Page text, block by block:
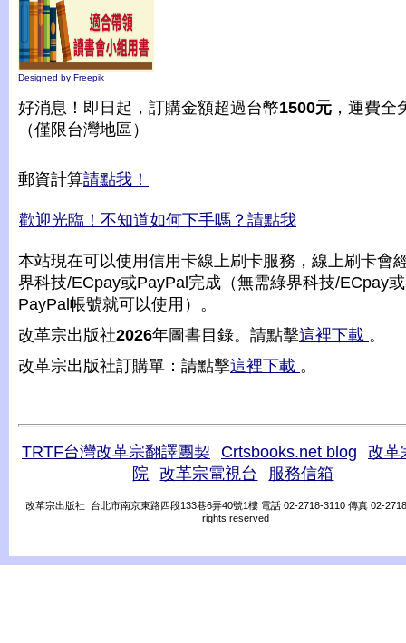
Designed by Freepik
好消息！即日起，訂購金額超過台幣1500元 ，運費全
（僅限台灣地區）
郵資計算請點我！
歡迎光臨！不知道如何下手嗎？請點我
本站現在可以使用信用卡線上刷卡服務，線上刷卡會
界科技/ECpay或PayPal完成（無需綠界科技/ECpay或
PayPal帳號就可以使用）。
改革宗出版社2026年圖書目錄。請點擊這裡下載 。
改革宗出版社訂購單：請點擊這裡下載 。
TRTF台灣改革宗翻譯團契 Crtsbooks.net blog
改革
院
改革宗電視台 服務信箱
改革宗出版社 台北市南京東路四段133巷6弄40號1樓 電話 02-2718-3110 傳真 02-
rights reserved